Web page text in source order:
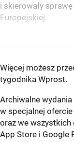
i skierowały
Europejskiej.
Więcej możesz
tygodnika Wprost.
Archiwalne
w specjalnej ofercie
oraz we wszystkich
App Store i Google